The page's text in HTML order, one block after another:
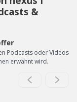
&
Podcasts oder Videos
erwähnt wird.